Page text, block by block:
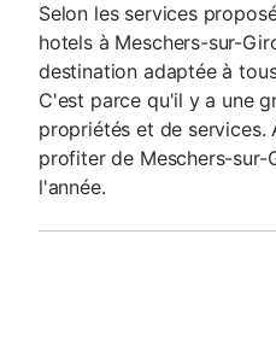
Selon les services
hotels à Meschers-sur-
destination adaptée à
C'est parce qu'il y a une
propriétés et de services.
profiter de Meschers-
l'année.